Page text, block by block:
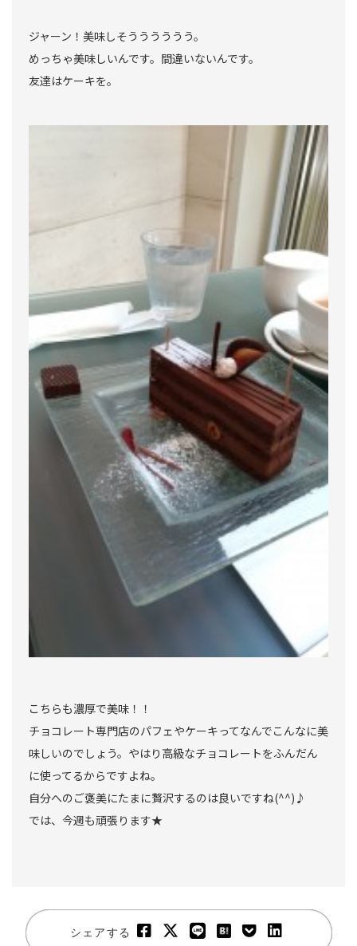
ジャーン！美味しそうううううう。
めっちゃ美味しいんです。間違いないんです。
友達はケーキを。
こちらも濃厚で美味！！
チョコレート専門店のパフェやケーキってなんでこんなに美
味しいのでしょう。やはり高級なチョコレートをふんだん
に使ってるからですよね。
自分へのご褒美にたまに贅沢するのは良いですね(^^)♪
では、今週も頑張ります★
シェアする